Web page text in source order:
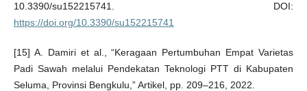
10.3390/su152215741. DOI:
https://doi.org/10.3390/su152215741
[15] A. Damiri et al., “Keragaan Pertumbuhan Empat Varietas
Padi Sawah melalui Pendekatan Teknologi PTT di Kabupaten
Seluma, Provinsi Bengkulu,” Artikel, pp. 209–216, 2022.